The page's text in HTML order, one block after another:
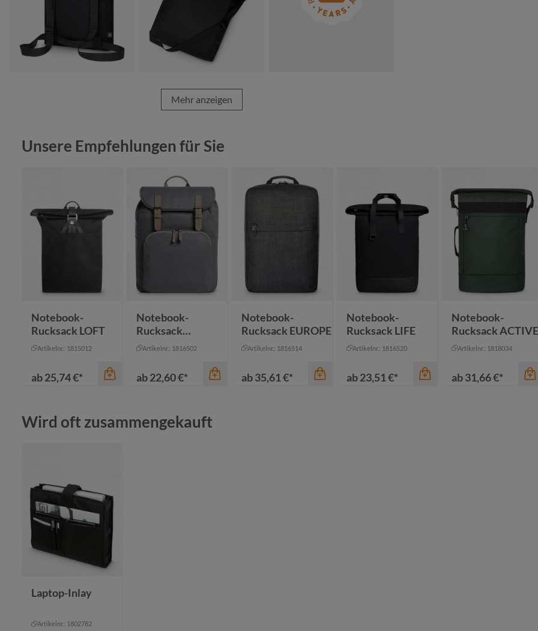
Mehr anzeigen
Produktgalerie überspringen
Unsere Empfehlungen für Sie
Notebook-
Rucksack LOFT
Artikelnr.: 1815012
ab25,74 €*
Farbe
Notebook-
Rucksack
COUNTRY
Artikelnr.: 1816502
ab22,60 €*
Notebook-
Rucksack EUROPE
Artikelnr.: 1816514
ab35,61 €*
Notebook-
Rucksack LIFE
Artikelnr.: 1816520
ab23,51 €*
Notebook-
Rucksack ACTIVE
Artikelnr.: 1818034
ab31,66 €*
Produktgalerie überspringen
Wird oft zusammengekauft
Laptop-Inlay
Artikelnr.: 1802782